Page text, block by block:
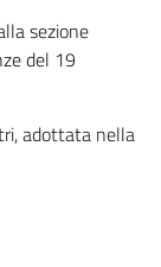
sezione
del 19
adottata nella